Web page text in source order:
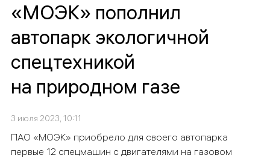
«МОЭК» пополнил
автопарк экологичной
спецтехникой
на природном газе
3 июля 2023, 10:11
ПАО «МОЭК» приобрело для своего автопарка
первые 12 спецмашин с двигателями на газовом